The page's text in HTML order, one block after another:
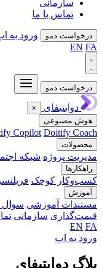
سازمانی
تماس با ما
درخواست دمو
ورود به
EN FA
درخواست دمو
دوایتیفای
×
هوش مصنوعی
Copilot Doitify Coach
محصولات
مدیریت پروژه شبکه
راهکارها
کسب‌وکار کوچک
آموزش
مستندات آموزشی
قیمت‌گذاری سازمانی
EN FA
ورود به اپ
بلاگ دوایتیفای